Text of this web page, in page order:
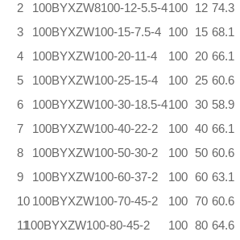
2
100BYXZW8100-12-5.5-4100 12 74.3
3
100BYXZW100-15-7.5-4 100 15 68.1
4
100BYXZW100-20-11-4 100 20 66.1
5
100BYXZW100-25-15-4 100 25 60.6
6
100BYXZW100-30-18.5-4100 30 58.9
7
100BYXZW100-40-22-2 100 40 66.1
8
100BYXZW100-50-30-2 100 50 60.6
9
100BYXZW100-60-37-2 100 60 63.1
10 100BYXZW100-70-45-2 100 70 60.6
11
100BYXZW100-80-45-2 100 80 64.6